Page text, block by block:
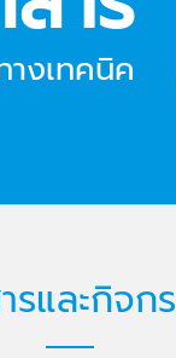
งเทคนิค
รและกิจก